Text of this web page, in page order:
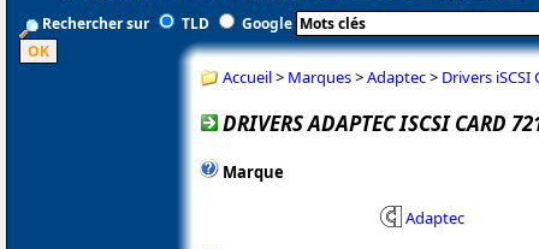
Rechercher sur
TLD Google
Accueil> Marques>Adaptec> Drivers iSCSI
DRIVERS ADAPTEC ISCSI CARD
Marque
Adaptec